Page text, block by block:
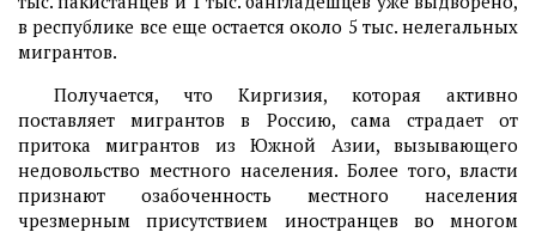
в республике все еще остается около 5 тыс. нелегальных
мигрантов.
Получается, что Киргизия, которая активно
поставляет мигрантов в Россию, сама страдает от
притока мигрантов из Южной Азии, вызывающего
недовольство местного населения. Более того, власти
признают озабоченность местного населения
чрезмерным присутствием иностранцев во многом